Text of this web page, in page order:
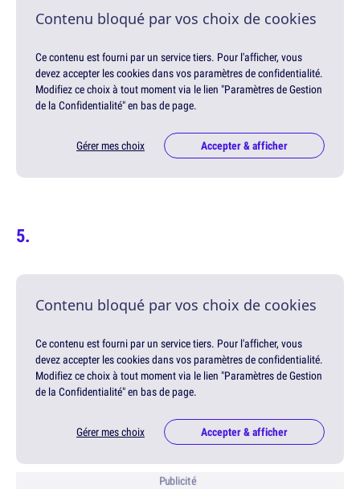
Contenu bloqué par vos choix de cookies
Ce contenu est fourni par un service tiers. Pour l'afficher, vous
devez accepter les cookies dans vos paramètres de confidentialité.
Modifiez ce choix à tout moment via le lien "Paramètres de Gestion
de la Confidentialité" en bas de page.
Gérer mes choix Accepter & afficher
Contenu bloqué par vos choix de cookies
Ce contenu est fourni par un service tiers. Pour l'afficher, vous
devez accepter les cookies dans vos paramètres de confidentialité.
Modifiez ce choix à tout moment via le lien "Paramètres de Gestion
de la Confidentialité" en bas de page.
Gérer mes choix Accepter & afficher
Publicité